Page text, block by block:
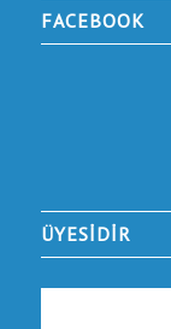
FACEBOOK
ÜYESİDİR